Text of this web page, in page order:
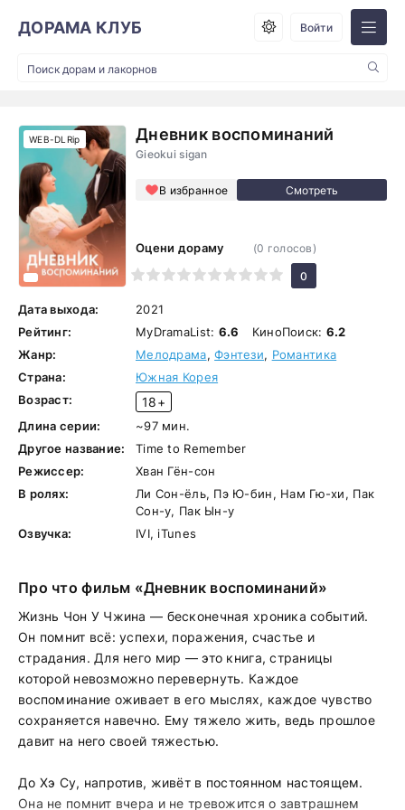
ДОРАМА КЛУБ Войти
Дневник воспоминаний
Gieokui sigan
В избранное
WEB-DLRip
Оцени дораму
1
2 3 4 5 6 7 8 9 10
(0 голосов)
0
Дата выхода:
2021
Рейтинг:
MyDramaList: 6.6 КиноПоиск: 6.2
Жанр:
Мелодрама,Фэнтези, Романтика
Страна:
Южная Корея
Возраст:
18+
Длина серии:
~97 мин.
Другое название:
Time to Remember
Режиссер:
Хван Гён-сон
В ролях:
Ли Сон-ёль, Пэ Ю-бин, Нам Гю-хи, Пак
Сон-у, Пак Ын-у
Озвучка:
IVI, iTunes
Про что фильм «Дневник воспоминаний»
Жизнь Чон У Чжина — бесконечная хроника событий.
Он помнит всё: успехи, поражения, счастье и
страдания. Для него мир — это книга, страницы
которой невозможно перевернуть. Каждое
воспоминание оживает в его мыслях, каждое чувство
сохраняется навечно. Ему тяжело жить, ведь прошлое
давит на него своей тяжестью.
До Хэ Су, напротив, живёт в постоянном настоящем.
Она не помнит вчера и не тревожится о завтрашнем